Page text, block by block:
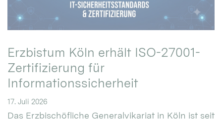
Erzbistum Köln erhält ISO-27001-
Zertifizierung für
Informationssicherheit
17. Juli 2026
Das Erzbischöfliche Generalvikariat in Köln ist seit